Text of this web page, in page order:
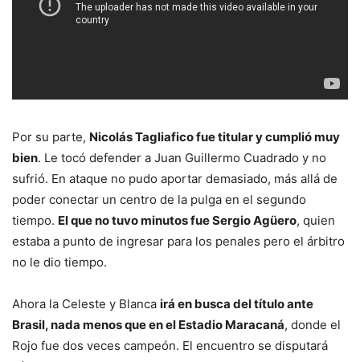
Por su parte, Nicolás Tagliafico fue titular y cumplió muy
bien. Le tocó defender a Juan Guillermo Cuadrado y no
sufrió. En ataque no pudo aportar demasiado, más allá de
poder conectar un centro de la pulga en el segundo
tiempo. El que no tuvo minutos fue Sergio Agüero, quien
estaba a punto de ingresar para los penales pero el árbitro
no le dio tiempo.
Ahora la Celeste y Blanca irá en busca del título ante
Brasil, nada menos que en el Estadio Maracaná, donde el
Rojo fue dos veces campeón. El encuentro se disputará